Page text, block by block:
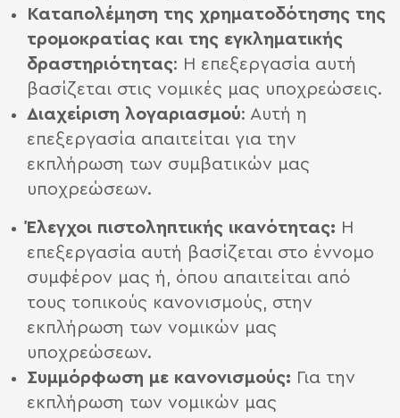
Καταπολέμηση της χρηματοδότησης της
τρομοκρατίας και της εγκληματικής
δραστηριότητας: Η επεξεργασία αυτή
βασίζεται στις νομικές μας υποχρεώσεις.
Διαχείριση λογαριασμού: Αυτή η
επεξεργασία απαιτείται για την
εκπλήρωση των συμβατικών μας
υποχρεώσεων.
Έλεγχοι πιστοληπτικής ικανότητας: Η
επεξεργασία αυτή βασίζεται στο έννομο
συμφέρον μας ή, όπου απαιτείται από
τους τοπικούς κανονισμούς, στην
εκπλήρωση των νομικών μας
υποχρεώσεων.
Συμμόρφωση με κανονισμούς: Για την
εκπλήρωση των νομικών μας